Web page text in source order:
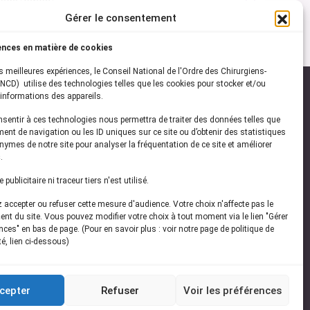
Gérer le consentement
en matière de cookies
meilleures expériences, le Conseil National de l'Ordre des Chirurgiens-
utilise des technologies telles que les cookies pour stocker et/ou
des appareils.
à ces technologies nous permettra de traiter des données telles que
de navigation ou les ID uniques sur ce site ou d’obtenir des statistiques
de notre site pour analyser la fréquentation de ce site et améliorer
publicitaire ni traceur tiers n'est utilisé.
accepter ou refuser cette mesure d'audience. Votre choix n'affecte pas le
du site. Vous pouvez modifier votre choix à tout moment via le lien "Gérer
en bas de page. (Pour en savoir plus : voir notre page de politique de
lien ci-dessous)
Refuser Voir les préférences
vous à notrenewsletter
les dernières actualités de l'ONCD